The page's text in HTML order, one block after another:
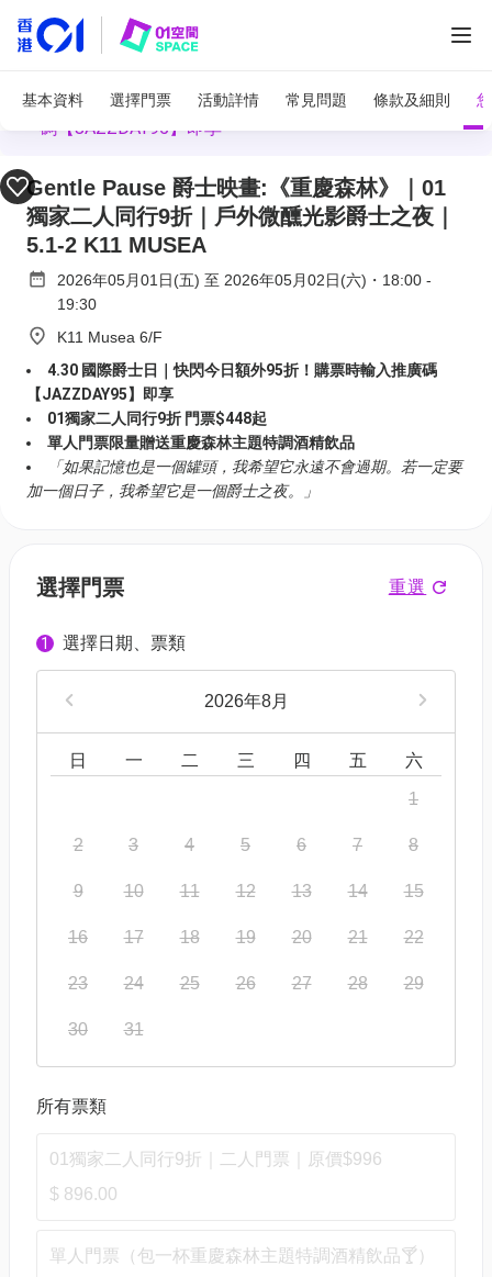
基本資料 選擇門票 活動詳情 常見問題 條款及細則
4.30 國際爵士日｜快閃今日額外95折！購票時輸入推廣
碼【JAZZDAY95】即享
全部圖片
Gentle Pause 爵士映畫:《重慶森林》｜01
獨家二人同行9折｜戶外微醺光影爵士之夜｜
5.1-2 K11 MUSEA
2026年05月01日(五) 至 2026年05月02日(六) ・ 18:00 -
19:30
K11 Musea 6/F
4.30 國際爵士日｜快閃今日額外95折！購票時輸入推廣碼
【JAZZDAY95】即享
01獨家二人同行9折 門票$448起
單人門票限量贈送重慶森林主題特調酒精飲品
「如果記憶也是一個罐頭，我希望它永遠不會過期。若一定要
加一個日子，我希望它是一個爵士之夜。」
選擇門票 重選
1 選擇日期、票類
2026年8月
日 一 二 三 四 五 六
1
2 3 4 5 6 7 8
9 10 11 12 13 14 15
16 17 18 19 20 21 22
23 24 25 26 27 28 29
30 31
所有票類
01獨家二人同行9折｜二人門票｜原價$996
$ 896.00
單人門票（包一杯重慶森林主題特調酒精飲品🍸）